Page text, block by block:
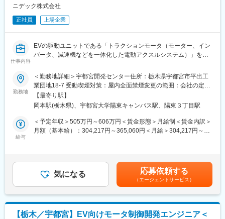
ソフトウェア設計・実装・評価まで一貫して行います。車両から
の動作要求を受けて、HW,モータがどのように動くのかを把握し
て業務を行うため、トラクションモータシステム全体の挙動に精
通することができます。
モータを回すことを率先して行う部署になりますので、その知見
を通してシステム部/HW/SW/実験部など多方面の連携が求められ
■身につくスキル
組み込みSW開発
車載用ソフトウェアプロセス（世界標準：A-SPICE）
■配属先の特徴
変更の範囲：会社の定める業務
ニデック株式会社
正社員 上場企業
仕事内容
EVの駆動ユニットである「トラクションモータ（モーター、イン
バータ、減速機などを一体化した電動アクスルシステム）」を対
ます。
■業務内容
テストの自動化を通じて製品開発の信頼性を支える、テスト開発
メンバーを募集します。
主にNI（National Instruments）設備を使用した自動検査ラインの
構築や、既存テスト工程の自動化・効率化を担っていただきま
ッションです。
計・開発ベースに行っていただきます。
勤務地
＜勤務地詳細＞宇都宮開発センター住所：栃木県宇都宮市平出工
業団地18-7 受動喫煙対策：屋内全面禁煙変更の範囲：会社の定め
る事業所
【最寄り駅】
岡本駅(栃木県)、宇都宮大学陽東キャンパス駅、陽東３丁目駅
給与
＜予定年収＞505万円～606万円＜賃金形態＞月給制＜賃金内訳＞
月額（基本給）：304,217円～365,060円＜月給＞304,217円～
安定を図るために勤務地手当(24,000円～)or独身寮があります
（条件あり）。※昇給・賞与評価は「職務」や「成果と行動」を相
対評価により決定。賃金はあくまでも目安の金額であり、選考を
通じて上下する可能性があります。月給(月額)は固定手当を含めた
表記です。
気になる 応募依頼する
（エージェントサービス）
【栃木／宇都宮】EV向けモータ制御開発エンジニア＜